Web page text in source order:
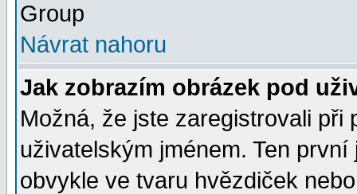
Group
Návrat nahoru
Jak zobrazím obrázek pod
Možná, že jste zaregistrovali
uživatelským jménem. Ten
obvykle ve tvaru hvězdiček